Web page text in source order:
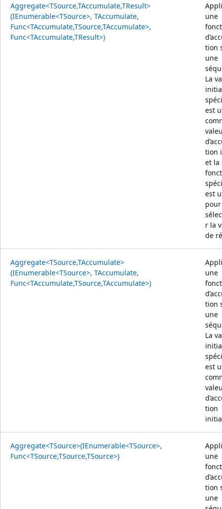
Aggregate<TSource,TAccumulate,TResult>
(IEnumerable<TSource>, TAccumulate,
Func<TAccumulate,TSource,TAccumulate>,
Func<TAccumulate,TResult>)
une
tion
une
La
est
tion
et la
est
pour
r la
de
Aggregate<TSource,TAccumulate>
(IEnumerable<TSource>, TAccumulate,
Func<TAccumulate,TSource,TAccumulate>)
une
tion
une
La
est
tion
Aggregate<TSource>(IEnumerable<TSource>,
Func<TSource,TSource,TSource>)
une
tion
une